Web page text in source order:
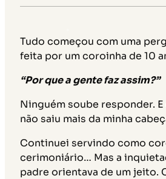
Tudo começou com uma
feita por um coroinha de 10
“Por que a gente faz assim?”
Ninguém soube responder.
não saiu mais da minha
Continuei servindo como
cerimoniário… Mas a
padre orientava de um jeito.